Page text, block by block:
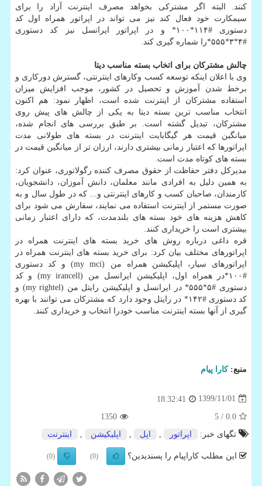
کنند. البته اگر مشترکی بخواهد مصرف اینترنت آزاد را برای
سیمکارت خود فعال کند نیز می تواند در اپراتور همراه اول کد
دستوری #۱۱۴*۱۰۰* و در اپراتور ایرانسل نیز کد دستوری
#۴*۳*۵۵۵*را شماره گیری کند.
چالش مشترکان برای اتخاب بسته مناسب دیتا
وی با اعلان اینکه توسعه کسب وکارهای اینترنتی، گسترش دورکاری و
برخط شدن آموزش و تحصیل در کشور، موجب افزایش میزان
استفاده مشترکان از اینترنت شده است، اظهار نمود: هم اکنون
انتخاب مناسب ترین بسته دیتا به یکی از چالش های پیش روی
مشترکان، تبدیل گشته است. بر طبق بررسی های انجام شده،
میانگین قیمت هر گیگابایت اینترنت در بسته های طولانی مدت
اپراتورها که اعتبار زمانی بیشتری دارند، ارزان تر از میانگین قیمت در
بسته های کوتاه مدت است.
مدیرکل دفتر حفاظت از حقوق مصرف کننده رگولاتوری، عنوان کرد:
به همین دلیل به افرادی مانند معلمان، دانش آموزان، دانشجویان،
کارمندان، صاحبان کسب و کارهای اینترنتی و... که در طول سال و به
صورت مستمر از اینترنت استفاده می نمایند، سفارش می شود برای
کاهش هزینه های خود بسته های بلندمدت، که دارای اعتبار زمانی
بیشتری است را خریداری کنند.
قره داغی درباره روش های خرید بسته های اینترنت همراه در
اپراتورهای مختلف بیان کرد: برای خرید بسته های اینترنت همراه در
اپراتورهای سیار، اپلیکیشن همراه من (my mci) و کد دستوری
#۱۰۰*در همراه اول، اپلیکیشن ایرانسل من (my irancell) و کد
دستوری #۵*۵۵۵* در ایرانسل و اپلیکیشن رایتل من (my rightel) و
کد دستوری #۱۴۲* در رایتل وجود دارد که مشترکان می توانند با بهره
گیری از آنها بسته اینترنت مناسب خودرا انتخاب و خریداری کنند.
منبع:كارا پیام
1399/11/01
18:32:41
0.0
/ 5
1350
تگهای خبر:
اپراتور اپل اپلیكیشن اینترنت
این مطلب کاراپیام را پسندیدین؟ (0)
(0)